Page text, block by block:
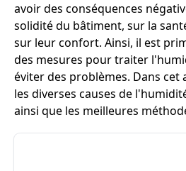
avoir des conséquences
solidité du bâtiment, sur la
sur leur confort. Ainsi, il est
des mesures pour traiter
éviter des problèmes. Dans cet
les diverses causes de
ainsi que les meilleures